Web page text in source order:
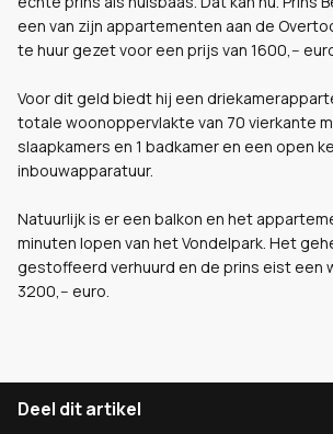
een van zijn appartementen aan de
te huur gezet voor een prijs van 1600,--
Voor dit geld biedt hij een
totale woonoppervlakte van 70 vierkante
slaapkamers en 1 badkamer en een open
inbouwapparatuur.
Natuurlijk is er een balkon en het
minuten lopen van het Vondelpark. Het
gestoffeerd verhuurd en de prins eist een
3200,-- euro.
Deel dit artikel